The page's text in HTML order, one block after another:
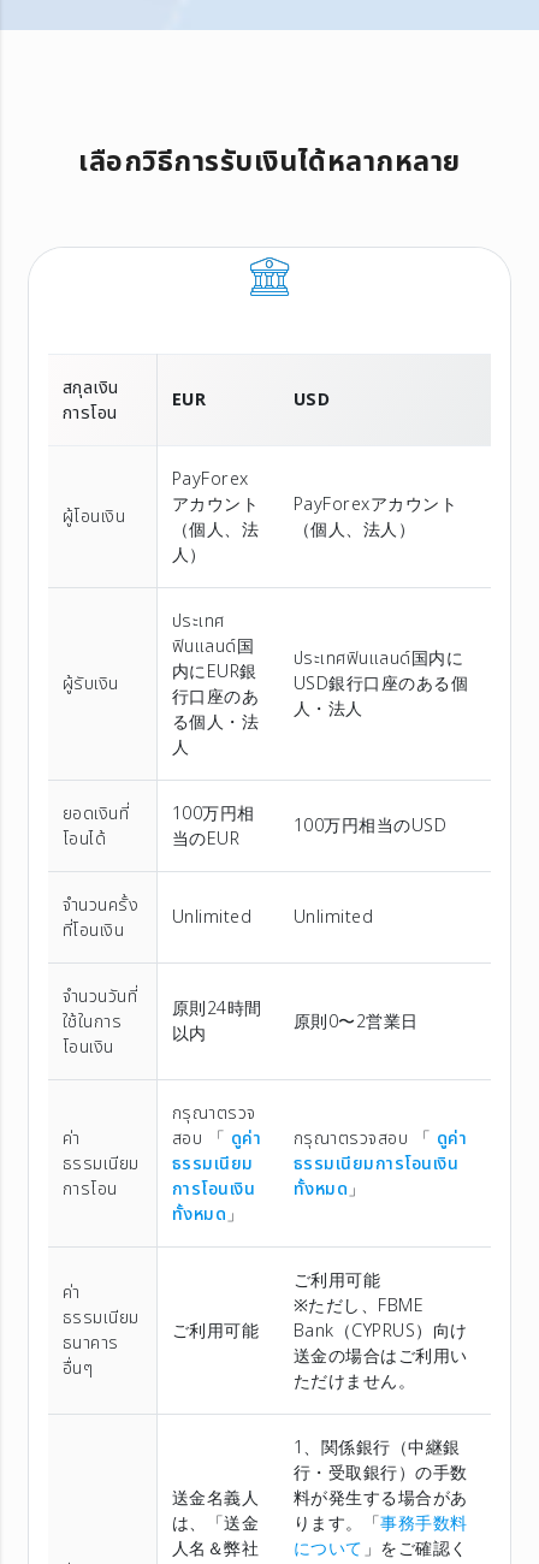
เลือกวิธีการรับเงินได้หลากหลาย
สกุลเงิน
การโอน
EUR USD
ผู้โอนเงิน
PayForex
アカウント
（個⼈、法
⼈）
PayForexアカウント
（個⼈、法⼈）
ผู้รับเงิน
ประเทศ
ฟินแลนด์国
内にEUR銀
行口座のあ
る個人・法
人
ประเทศฟินแลนด์国内に
USD銀行口座のある個
人・法人
ยอดเงินที่
โอนได้
100万円相
当のEUR
100万円相当のUSD
จำนวนครั้ง
ที่โอนเงิน
Unlimited Unlimited
จำนวนวันที่
ใช้ในการ
โอนเงิน
原則24時間
以内
原則0〜2営業日
ค่า
ธรรมเนียม
การโอน
กรุณาตรวจ
สอบ 「 ดูค่า
ธรรมเนียม
การโอนเงิน
ทั้งหมด」
กรุณาตรวจสอบ 「 ดูค่า
ธรรมเนียมการโอนเงิน
ทั้งหมด」
ค่า
ธรรมเนียม
ธนาคาร
อื่นๆ
ご利用可能
ご利用可能
※ただし、FBME
Bank（CYPRUS）向け
送金の場合はご利用い
ただけません。
送金名義人
は、「送金
人名＆弊社
1、関係銀行（中継銀
行・受取銀行）の手数
料が発生する場合があ
ります。「事務手数料
について」をご確認く